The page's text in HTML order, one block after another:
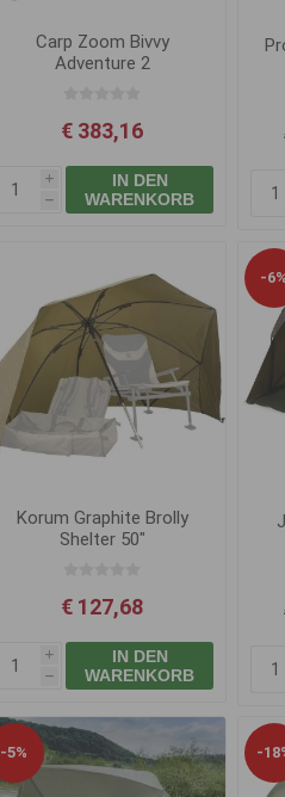
Carp Zoom Bivvy
Adventure 2
€ 383,16
i
h
IN DEN
WARENKORB
Korum Graphite Brolly
Shelter 50"
€ 127,68
i
h
IN DEN
WARENKORB
-6%
-5% -